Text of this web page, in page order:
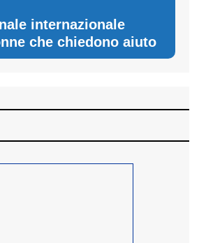
internazionale
che chiedono aiuto